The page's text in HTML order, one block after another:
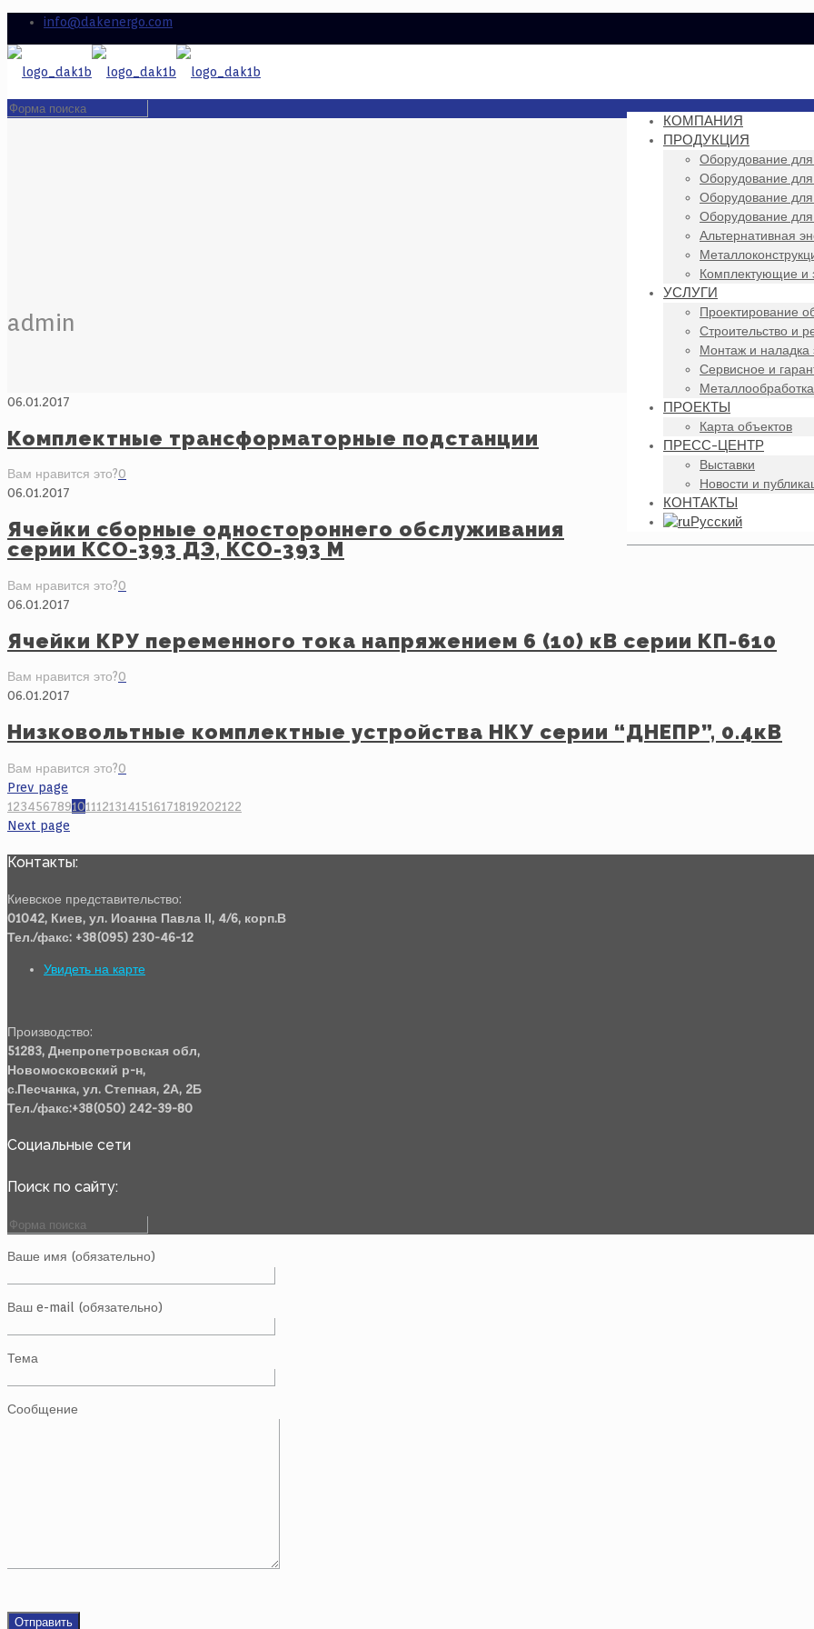
info@dakenergo.com
КОМПАНИЯ
ПРОДУКЦИЯ
Оборудование
Оборудование
Оборудование
Оборудование для
Альтернативная
Комплектующие и
УСЛУГИ
Проектирование
Строительство и
Монтаж и наладка
Сервисное и
Металлообработка
ПРОЕКТЫ
Карта объектов
ПРЕСС-ЦЕНТР
Выставки
Новости и
КОНТАКТЫ
Русский
admin
06.01.2017
Комплектные трансформаторные подстанции
Вам нравится это?0
06.01.2017
Ячейки сборные одностороннего обслуживания
серии КСО-393 ДЭ, КСО-393 М
Вам нравится это?0
06.01.2017
Ячейки КРУ переменного тока напряжением 6 (10) кВ серии КП-610
Вам нравится это?0
06.01.2017
Низковольтные комплектные устройства НКУ серии “ДНЕПР”, 0.4кВ
Вам нравится это?0
Prev page
12345678910111213141516171819202122
Next page
Контакты:
Киевское представительство:
01042, Киев, ул. Иоанна Павла ІІ, 4/6, корп.В
Тел./факс: +38(095) 230-46-12
Увидеть на карте
Производство:
51283, Днепропетровская обл,
Новомосковский р-н,
с.Песчанка, ул. Степная, 2А, 2Б
Тел./факс:+38(050) 242-39-80
Социальные сети
Поиск по сайту:
Ваше имя (обязательно)
Ваш e-mail (обязательно)
Тема
Сообщение